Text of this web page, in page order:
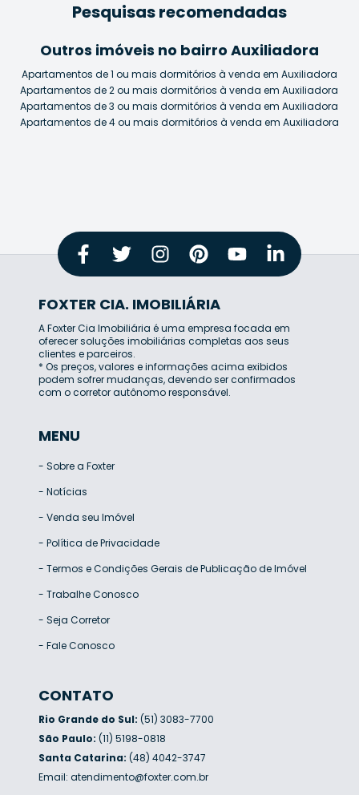
Pesquisas recomendadas
Outros imóveis no bairro Auxiliadora
Apartamentos de 1 ou mais dormitórios à venda em Auxiliadora
Apartamentos de 2 ou mais dormitórios à venda em Auxiliadora
Apartamentos de 3 ou mais dormitórios à venda em Auxiliadora
Apartamentos de 4 ou mais dormitórios à venda em Auxiliadora
FOXTER CIA. IMOBILIÁRIA
A Foxter Cia Imobiliária é uma empresa focada em
oferecer soluções imobiliárias completas aos seus
clientes e parceiros.
* Os preços, valores e informações acima exibidos
podem sofrer mudanças, devendo ser confirmados
com o corretor autônomo responsável.
MENU
- Sobre a Foxter
- Notícias
- Venda seu Imóvel
- Política de Privacidade
- Termos e Condições Gerais de Publicação de Imóvel
- Trabalhe Conosco
- Seja Corretor
- Fale Conosco
CONTATO
Rio Grande do Sul: (51) 3083-7700
São Paulo: (11) 5198-0818
Santa Catarina: (48) 4042-3747
Email: atendimento@foxter.com.br